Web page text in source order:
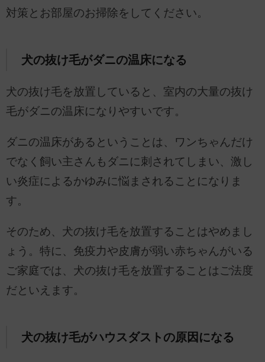
対策とお部屋のお掃除をしてください。
犬の抜け毛がダニの温床になる
犬の抜け毛を放置していると、室内の大量の抜け
毛がダニの温床になりやすいです。
ダニの温床があるということは、ワンちゃんだけ
でなく飼い主さんもダニに刺されてしまい、激し
い炎症によるかゆみに悩まされることになりま
す。
そのため、犬の抜け毛を放置することはやめまし
ょう。特に、免疫力や皮膚が弱い赤ちゃんがいる
ご家庭では、犬の抜け毛を放置することはご法度
だといえます。
犬の抜け毛がハウスダストの原因になる